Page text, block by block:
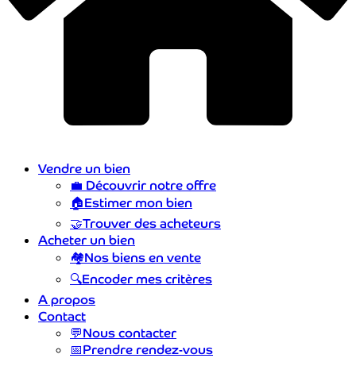
Vendre un bien
💼 Découvrir notre offre
🏠Estimer mon bien
🤝Trouver des acheteurs
Acheter un bien
🏘️Nos biens en vente
🔍Encoder mes critères
A propos
Contact
💬Nous contacter
📅Prendre rendez-vous